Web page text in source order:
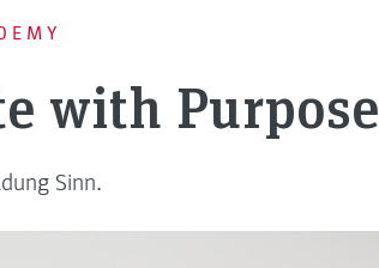
with Purpose
Sinn.